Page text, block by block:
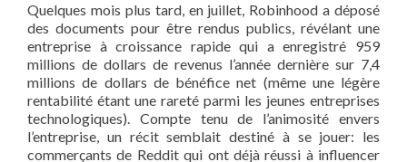
Quelques mois plus tard, en juillet, Robinhood a déposé
des documents pour être rendus publics, révélant une
entreprise à croissance rapide qui a enregistré 959
millions de dollars de revenus l’année dernière sur 7,4
millions de dollars de bénéfice net (même une légère
rentabilité étant une rareté parmi les jeunes entreprises
technologiques). Compte tenu de l’animosité envers
l’entreprise, un récit semblait destiné à se jouer: les
commerçants de Reddit qui ont déjà réussi à influencer